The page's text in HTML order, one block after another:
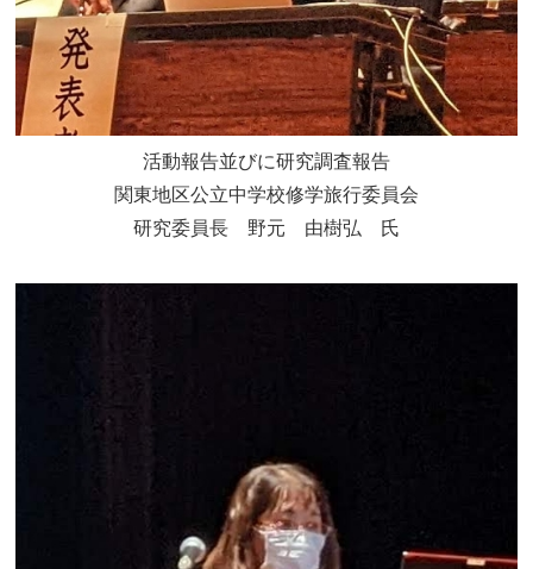
活動報告並びに研究調査報告
関東地区公立中学校修学旅行委員会
研究委員長 野元 由樹弘 氏